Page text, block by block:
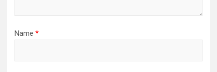
Name *